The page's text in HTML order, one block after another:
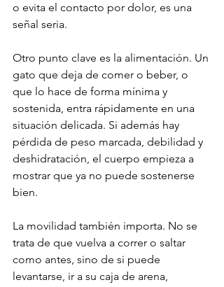
o evita el contacto por dolor, es una
señal seria.
Otro punto clave es la alimentación. Un
gato que deja de comer o beber, o
que lo hace de forma mínima y
sostenida, entra rápidamente en una
situación delicada. Si además hay
pérdida de peso marcada, debilidad y
deshidratación, el cuerpo empieza a
mostrar que ya no puede sostenerse
bien.
La movilidad también importa. No se
trata de que vuelva a correr o saltar
como antes, sino de si puede
levantarse, ir a su caja de arena,